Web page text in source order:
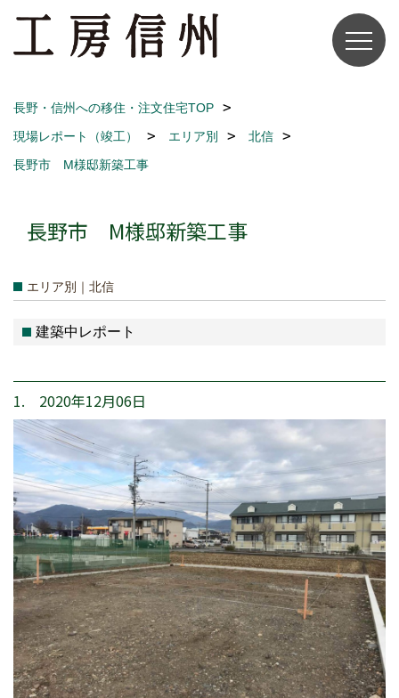
長野・信州への移住・注文住宅TOP
現場レポート（竣工）
エリア別
北信
長野市 M様邸新築工事
長野市 M様邸新築工事
エリア別｜北信
建築中レポート
1. 2020年12月06日